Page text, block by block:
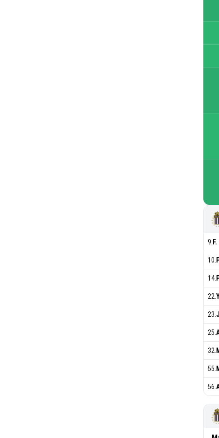
9
10
14.
22
23
25
32
55
56